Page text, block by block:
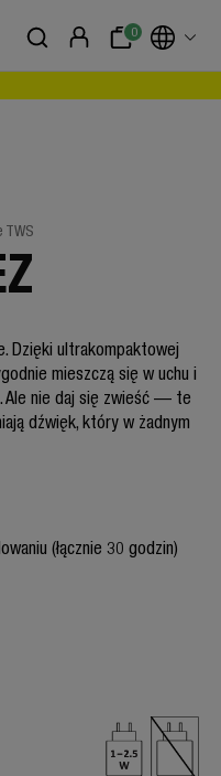
0
TWS
Dzięki ultrakompaktowej
mieszczą się w uchu i
Ale nie daj się zwieść — te
dźwięk, który w żadnym
(łącznie 30 godzin)